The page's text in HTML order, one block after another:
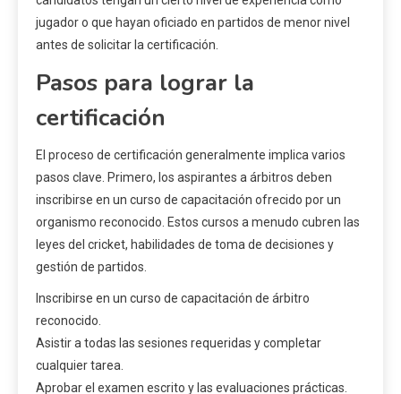
jugador o que hayan oficiado en partidos de menor nivel
antes de solicitar la certificación.
Pasos para lograr la
certificación
El proceso de certificación generalmente implica varios
pasos clave. Primero, los aspirantes a árbitros deben
inscribirse en un curso de capacitación ofrecido por un
organismo reconocido. Estos cursos a menudo cubren las
leyes del cricket, habilidades de toma de decisiones y
gestión de partidos.
Inscribirse en un curso de capacitación de árbitro
reconocido.
Asistir a todas las sesiones requeridas y completar
cualquier tarea.
Aprobar el examen escrito y las evaluaciones prácticas.